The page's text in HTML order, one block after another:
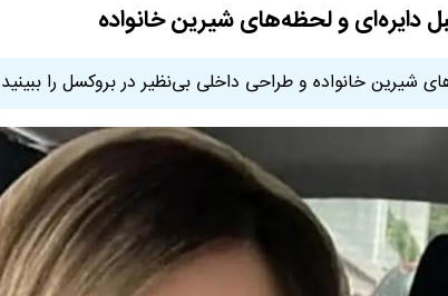
دایره‌ای و لحظه‌های شیرین خانواده
شیرین خانواده و طراحی داخلی بی‌نظیر در بروکسل را